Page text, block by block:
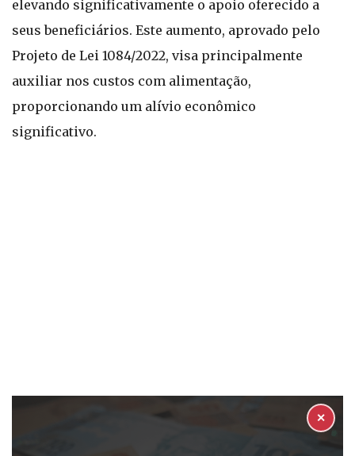
elevando significativamente o apoio oferecido a
seus beneficiários. Este aumento, aprovado pelo
Projeto de Lei 1084/2022, visa principalmente
auxiliar nos custos com alimentação,
proporcionando um alívio econômico
significativo.
✕